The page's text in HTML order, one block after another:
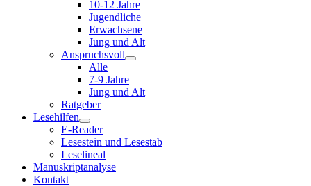
10-12 Jahre
Jugendliche
Erwachsene
Jung und Alt
Anspruchsvoll
Alle
7-9 Jahre
Jung und Alt
Ratgeber
Lesehilfen
E-Reader
Lesestein und Lesestab
Leselineal
Manuskriptanalyse
Kontakt